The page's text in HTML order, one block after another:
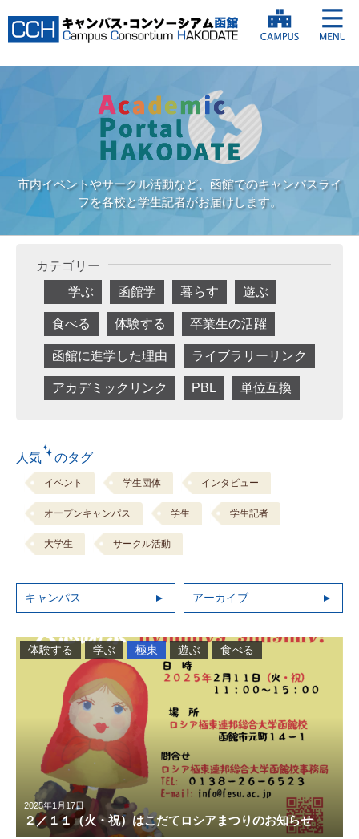
市内イベントやサークル活動など、函館でのキャンパスライ
フを各校と学生記者がお届けします。
カテゴリー
学ぶ
函館学 暮らす 遊ぶ
食べる 体験する 卒業生の活躍
函館に進学した理由 ライブラリーリンク
アカデミックリンク PBL 単位互換
人気 のタグ
イベント 学生団体 インタビュー
オープンキャンパス 学生 学生記者
大学生 サークル活動
キャンパス アーカイブ
2025年1月17日
２／１１（火・祝）はこだてロシアまつりのお知らせ
体験する 学ぶ 極東 遊ぶ 食べる